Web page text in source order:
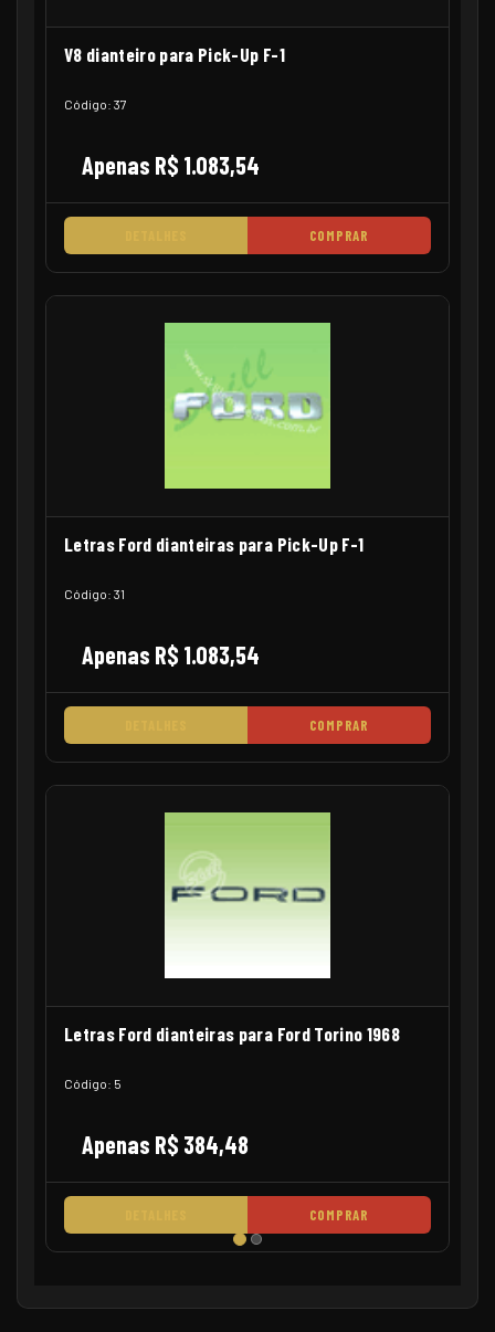
V8 dianteiro para Pick-Up F-1
Código: 37
Apenas R$ 1.083,54
COMPRAR
Letras Ford dianteiras para Pick-Up F-1
Código: 31
Apenas R$ 1.083,54
COMPRAR
Letras Ford dianteiras para Ford Torino 1968
Código: 5
Apenas R$ 384,48
COMPRAR